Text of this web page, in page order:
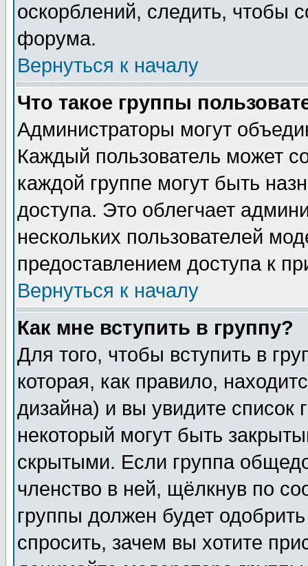
оскорблений, следить, чтобы
форума.
Вернуться к началу
Что такое группы
Администраторы могут
Каждый пользователь может
каждой группе могут быть
доступа. Это облегчает
нескольких пользователей
предоставлением доступа к
Вернуться к началу
Как мне вступить в группу?
Для того, чтобы вступить в
которая, как правило,
дизайна) и вы увидите список
некоторый могут быть
скрытыми. Если группа
членство в ней, щёлкнув по
группы должен будет
спросить, зачем вы хотите